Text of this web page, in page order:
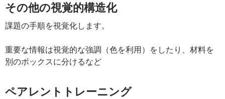
その他の視覚的構造化
課題の手順を視覚化します。
重要な情報は視覚的な強調（色を利用）をしたり、材料を
別のボックスに分けるなど
ペアレントトレーニング